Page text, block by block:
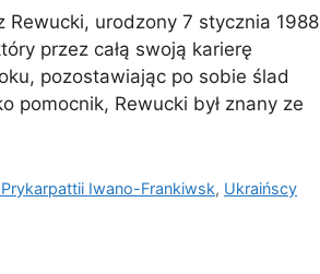
Rewucki, urodzony 7 stycznia 1988
przez całą swoją karierę
pozostawiając po sobie ślad
pomocnik, Rewucki był znany ze
Prykarpattii Iwano-Frankiwsk, Ukraińscy